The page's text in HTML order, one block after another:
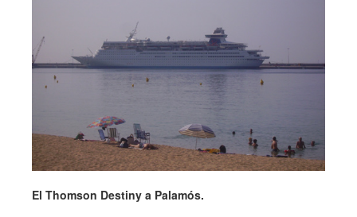
El Thomson Destiny a Palamós.